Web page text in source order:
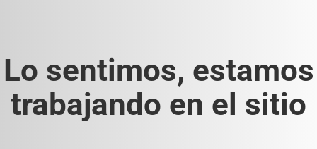
Lo sentimos, estamos
trabajando en el sitio